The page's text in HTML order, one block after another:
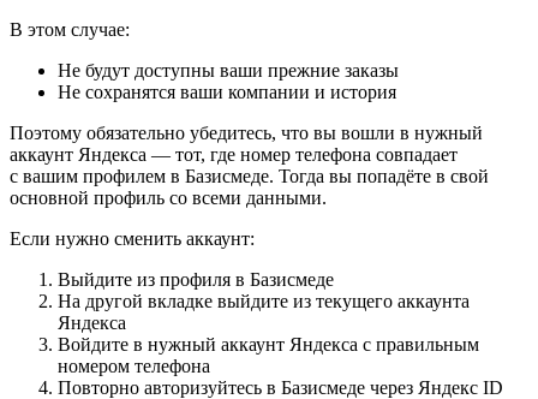
В этом случае:
Не будут доступны ваши прежние заказы
Не сохранятся ваши компании и история
Поэтому обязательно убедитесь, что вы вошли в нужный
аккаунт Яндекса — тот, где номер телефона совпадает
с вашим профилем в Базисмеде. Тогда вы попадёте в свой
основной профиль со всеми данными.
Если нужно сменить аккаунт:
Выйдите из профиля в Базисмеде
На другой вкладке выйдите из текущего аккаунта
Яндекса
Войдите в нужный аккаунт Яндекса с правильным
номером телефона
Повторно авторизуйтесь в Базисмеде через Яндекс ID